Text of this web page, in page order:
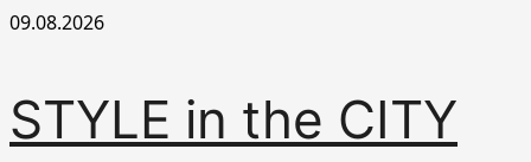
Перейти
09.08.2026
STYLE in the CITY